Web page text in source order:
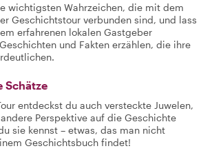
wichtigsten Wahrzeichen, die mit dem
Geschichtstour verbunden sind, und lass
erfahrenen lokalen Gastgeber
und Fakten erzählen, die ihre
Schätze
entdeckst du auch versteckte Juwelen,
Perspektive auf die Geschichte
sie kennst – etwas, das man nicht
Geschichtsbuch findet!